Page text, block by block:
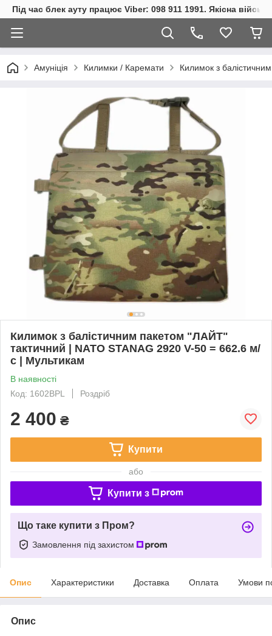
Під час блек ауту працює Viber: 098 911 1991. Якісна
Амуніція Килимки / Каремати Килимок з
Килимок з балістичним пакетом "ЛАЙТ"
тактичний | NATO STANAG 2920 V-50 = 662.6 м/
с | Мультикам
В наявності
Код: 1602BPL
Роздріб
2 400 ₴
Купити
або
Купити з
Що таке купити з Пром?
Замовлення під захистом
Опис Характеристики Доставка Оплата Умови
Опис